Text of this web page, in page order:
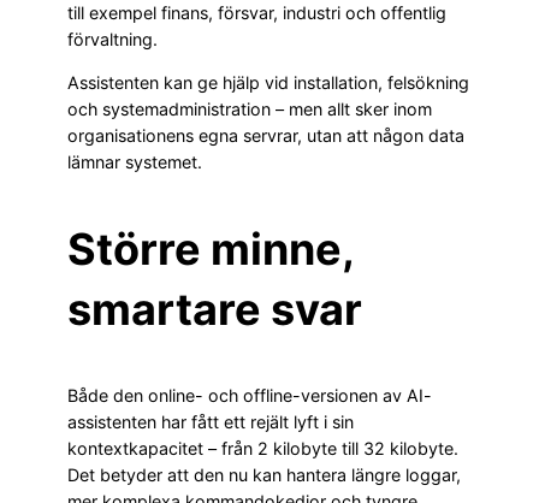
till exempel finans, försvar, industri och offentlig
förvaltning.
Assistenten kan ge hjälp vid installation, felsökning
och systemadministration – men allt sker inom
organisationens egna servrar, utan att någon data
lämnar systemet.
Större minne,
smartare svar
Både den online- och offline-versionen av AI-
assistenten har fått ett rejält lyft i sin
kontextkapacitet – från 2 kilobyte till 32 kilobyte.
Det betyder att den nu kan hantera längre loggar,